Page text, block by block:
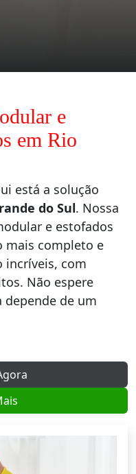
e
em Rio
está a solução
do Sul. Nossa
e estofados
mais completo e
incríveis, com
Não espere
depende de um